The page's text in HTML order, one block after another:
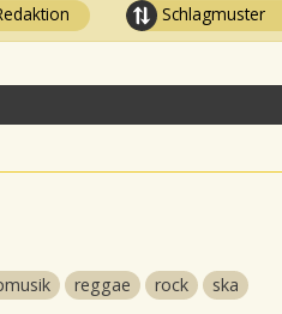
Schlagmuster
reggae rock
ska